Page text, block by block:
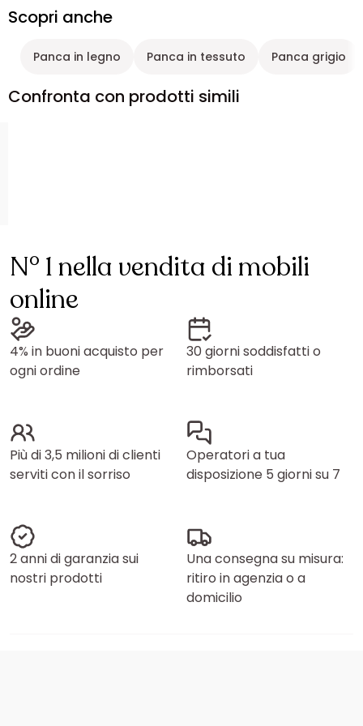
Scopri anche
Panca in legno Panca in tessuto Panca grigio
Confronta con prodotti simili
N° 1 nella vendita di mobili
online
4% in buoni acquisto per
ogni ordine
30 giorni soddisfatti o
rimborsati
Più di 3,5 milioni di clienti
serviti con il sorriso
Operatori a tua
disposizione 5 giorni su 7
2 anni di garanzia sui
nostri prodotti
Una consegna su misura:
ritiro in agenzia o a
domicilio